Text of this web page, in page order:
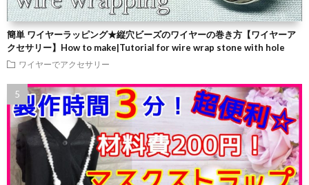
簡単 ワイヤーラッピング★縦穴ビーズのワイヤーの巻き方【ワイヤーア
クセサリー】How to make|Tutorial for wire wrap stone with hole
ワイヤーでアクセサリー